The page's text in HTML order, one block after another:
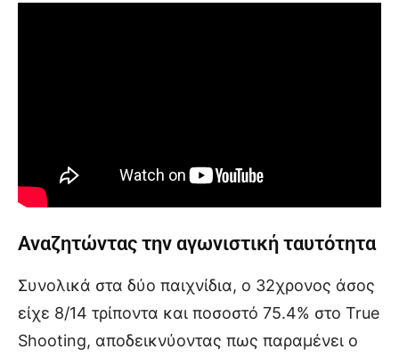
Αναζητώντας την αγωνιστική ταυτότητα
Συνολικά στα δύο παιχνίδια, ο 32χρονος άσος
είχε 8/14 τρίποντα και ποσοστό 75.4% στο True
Shooting, αποδεικνύοντας πως παραμένει ο